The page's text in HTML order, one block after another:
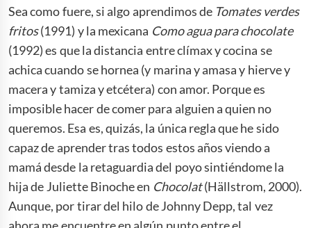
Sea como fuere, si algo aprendimos de Tomates verdes
fritos(1991) y la mexicana Como agua para chocolate
(1992) es que la distancia entre clímax y cocina se
achica cuando se hornea (y marina y amasa y hierve y
macera y tamiza y etcétera) con amor. Porque es
imposible hacer de comer para alguien a quien no
queremos. Esa es, quizás, la única regla que he sido
capaz de aprender tras todos estos años viendo a
mamá desde la retaguardia del poyo sintiéndome la
hija de Juliette Binoche en Chocolat(Hällstrom, 2000).
Aunque, por tirar del hilo de Johnny Depp, tal vez